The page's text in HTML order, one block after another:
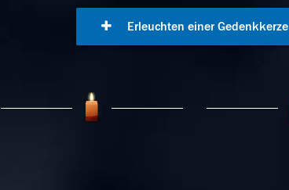
Erleuchten einer Gedenkkerze